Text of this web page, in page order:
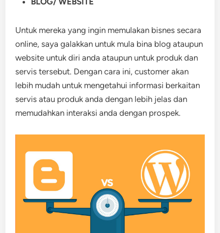
Untuk mereka yang ingin memulakan bisnes secara
online, saya galakkan untuk mula bina blog ataupun
website untuk diri anda ataupun untuk produk dan
servis tersebut. Dengan cara ini, customer akan
lebih mudah untuk mengetahui informasi berkaitan
servis atau produk anda dengan lebih jelas dan
memudahkan interaksi anda dengan prospek.